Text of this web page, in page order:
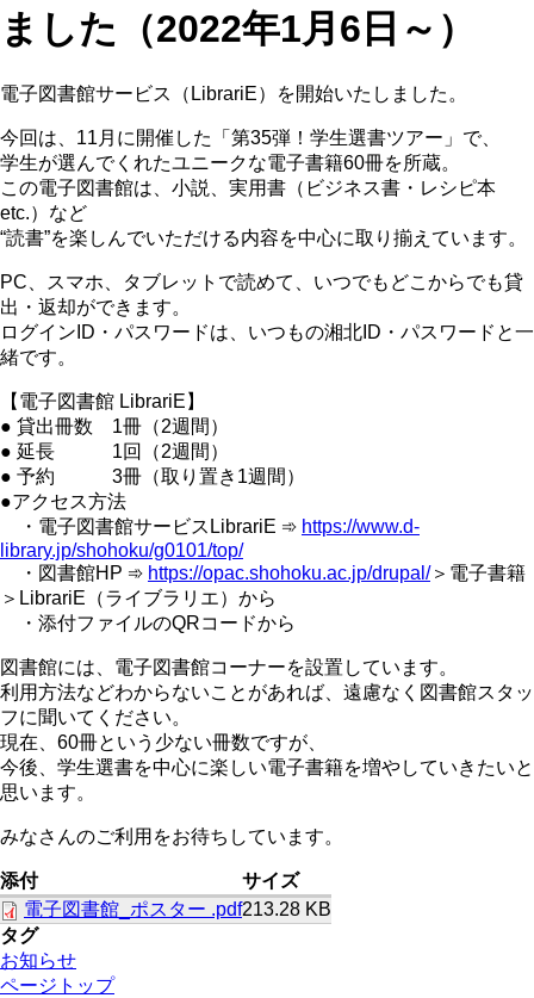
ました（2022年1月6日～）
電子図書館サービス（LibrariE）を開始いたしました。
今回は、11月に開催した「第35弾！学生選書ツアー」で、
学生が選んでくれたユニークな電子書籍60冊を所蔵。
この電子図書館は、小説、実用書（ビジネス書・レシピ本
etc.）など
“読書”を楽しんでいただける内容を中心に取り揃えています。
PC、スマホ、タブレットで読めて、いつでもどこからでも貸
出・返却ができます。
ログインID・パスワードは、いつもの湘北ID・パスワードと一
緒です。
【電子図書館 LibrariE】
● 貸出冊数 1冊（2週間）
● 延長 1回（2週間）
● 予約 3冊（取り置き1週間）
●アクセス方法
・電子図書館サービスLibrariE ➾ https://www.d-
library.jp/shohoku/g0101/top/
・図書館HP ➾ https://opac.shohoku.ac.jp/drupal/＞電子書籍
＞LibrariE（ライブラリエ）から
・添付ファイルのQRコードから
図書館には、電子図書館コーナーを設置しています。
利用方法などわからないことがあれば、遠慮なく図書館スタッ
フに聞いてください。
現在、60冊という少ない冊数ですが、
今後、学生選書を中心に楽しい電子書籍を増やしていきたいと
思います。
みなさんのご利用をお待ちしています。
添付
サイズ
電子図書館_ポスター .pdf213.28 KB
タグ
お知らせ
ページトップ